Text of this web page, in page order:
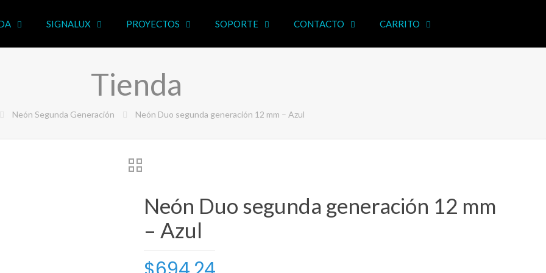
SIGNALUX PROYECTOS SOPORTE CONTACTO CARRITO
Tienda
Neón Segunda Generación Neón Duo segunda generación 12 mm – Azul
Neón Duo segunda generación 12 mm
– Azul